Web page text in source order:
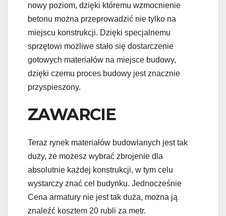
nowy poziom, dzięki któremu wzmocnienie
betonu można przeprowadzić nie tylko na
miejscu konstrukcji. Dzięki specjalnemu
sprzętowi możliwe stało się dostarczenie
gotowych materiałów na miejsce budowy,
dzięki czemu proces budowy jest znacznie
przyspieszony.
ZAWARCIE
Teraz rynek materiałów budowlanych jest tak
duży, że możesz wybrać zbrojenie dla
absolutnie każdej konstrukcji, w tym celu
wystarczy znać cel budynku. Jednocześnie
Cena armatury nie jest tak duża, można ją
znaleźć kosztem 20 rubli za metr.